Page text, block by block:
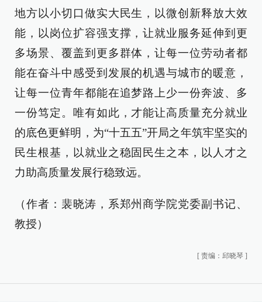
地方以小切口做实大民生，以微创新释放大效
能，以岗位扩容强支撑，让就业服务延伸到更
多场景、覆盖到更多群体，让每一位劳动者都
能在奋斗中感受到发展的机遇与城市的暖意，
让每一位青年都能在追梦路上少一份奔波、多
一份笃定。唯有如此，才能让高质量充分就业
的底色更鲜明，为“十五五”开局之年筑牢坚实的
民生根基，以就业之稳固民生之本，以人才之
力助高质量发展行稳致远。
（作者：裴晓涛，系郑州商学院党委副书记、
教授）
[ 责编：邱晓琴 ]